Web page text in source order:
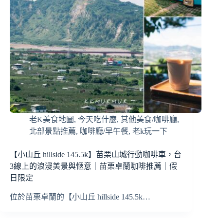
老K美食地圖 , 今天吃什麼, 其他美食/咖啡廳,
北部景點推薦, 咖啡廳/早午餐, 老k玩一下
【小山丘 hillside 145.5k】苗栗山城行動咖啡車，台
3線上的浪漫美景與愜意｜苗栗卓蘭咖啡推薦｜假
日限定
位於苗栗卓蘭的【小山丘 hillside 145.5k…